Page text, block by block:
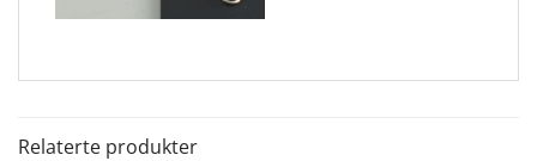
Relaterte produkter